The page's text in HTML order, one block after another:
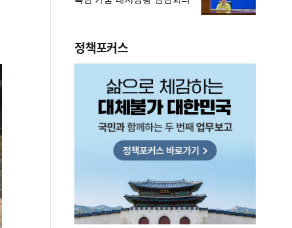
정책포커스